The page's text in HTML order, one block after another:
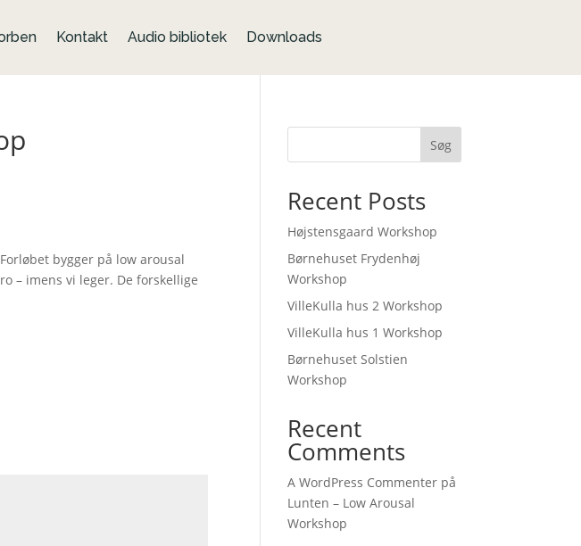
Kontakt Audio bibliotek Downloads
bygger på low arousal
– imens vi leger. De forskellige
Søg
Recent Posts
Højstensgaard Workshop
Børnehuset Frydenhøj
Workshop
VilleKulla hus 2 Workshop
VilleKulla hus 1 Workshop
Børnehuset Solstien
Workshop
Recent
Comments
A WordPress Commenter på
Lunten – Low Arousal
Workshop